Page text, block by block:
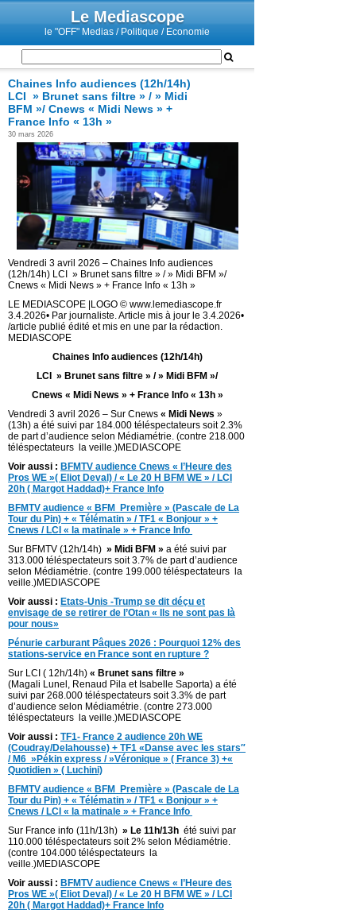
Le Mediascope
le "OFF" Medias / Politique / Economie
Chaines Info audiences (12h/14h)
LCI » Brunet sans filtre » / » Midi
BFM »/ Cnews « Midi News » +
France Info « 13h »
30 mars 2026
Vendredi 3 avril 2026 – Chaines Info audiences
(12h/14h) LCI » Brunet sans filtre » / » Midi BFM »/
Cnews « Midi News » + France Info « 13h »
LE MEDIASCOPE |LOGO © www.lemediascope.fr
3.4.2026• Par journaliste. Article mis à jour le 3.4.2026•
/article publié édité et mis en une par la rédaction.
MEDIASCOPE
Chaines Info audiences (12h/14h)
LCI » Brunet sans filtre » / » Midi BFM »/
Cnews « Midi News » + France Info « 13h »
Vendredi 3 avril 2026 – Sur Cnews « Midi News »
(13h) a été suivi par 184.000 téléspectateurs soit 2.3%
de part d’audience selon Médiamétrie. (contre 218.000
téléspectateurs la veille.)MEDIASCOPE
Voir aussi : BFMTV audience Cnews « l’Heure des
Pros WE »( Eliot Deval) / « Le 20 H BFM WE » / LCI
20h ( Margot Haddad)+ France Info
BFMTV audience « BFM Première » (Pascale de La
Tour du Pin) + « Télématin » / TF1 « Bonjour » +
Cnews / LCI « la matinale » + France Info
Sur BFMTV (12h/14h) » Midi BFM » a été suivi par
313.000 téléspectateurs soit 3.7% de part d’audience
selon Médiamétrie. (contre 199.000 téléspectateurs la
veille.)MEDIASCOPE
Voir aussi : Etats-Unis -Trump se dit déçu et
envisage de se retirer de l’Otan « Ils ne sont pas là
pour nous»
Pénurie carburant Pâques 2026 : Pourquoi 12% des
stations-service en France sont en rupture ?
Sur LCI ( 12h/14h) « Brunet sans filtre »
(Magali Lunel, Renaud Pila et Isabelle Saporta) a été
suivi par 268.000 téléspectateurs soit 3.3% de part
d’audience selon Médiamétrie. (contre 273.000
téléspectateurs la veille.)MEDIASCOPE
Voir aussi : TF1- France 2 audience 20h WE
(Coudray/Delahousse) + TF1 «Danse avec les stars″
/M6 »Pékin express / »Véronique » ( France 3) +«
Quotidien » ( Luchini)
BFMTV audience « BFM Première » (Pascale de La
Tour du Pin) + « Télématin » / TF1 « Bonjour » +
Cnews / LCI « la matinale » + France Info
Sur France info (11h/13h) » Le 11h/13h été suivi par
110.000 téléspectateurs soit 2% selon Médiamétrie.
(contre 104.000 téléspectateurs la
veille.)MEDIASCOPE
Voir aussi : BFMTV audience Cnews « l’Heure des
Pros WE »( Eliot Deval) / « Le 20 H BFM WE » / LCI
20h ( Margot Haddad)+ France Info